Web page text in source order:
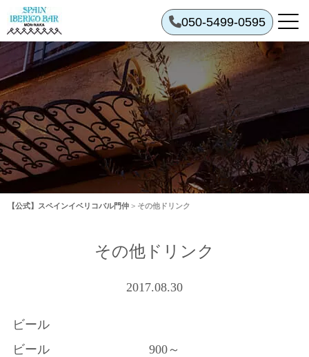
050-5499-0595
【公式】スペインイベリコバル門仲 > その他ドリンク
その他ドリンク
2017.08.30
ビール
ビール
900～